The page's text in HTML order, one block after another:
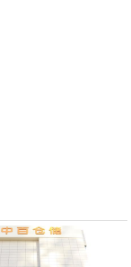
2021-02-22